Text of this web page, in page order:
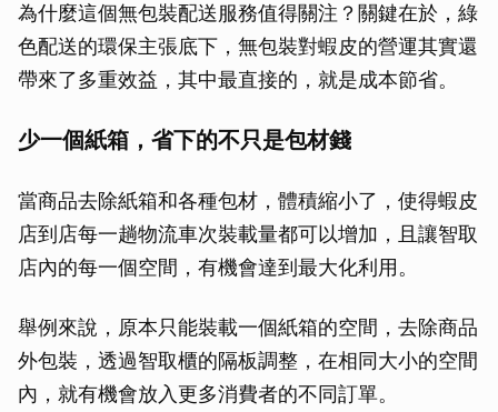
為什麼這個無包裝配送服務值得關注？關鍵在於，綠
色配送的環保主張底下，無包裝對蝦皮的營運其實還
帶來了多重效益，其中最直接的，就是成本節省。
少一個紙箱，省下的不只是包材錢
當商品去除紙箱和各種包材，體積縮小了，使得蝦皮
店到店每一趟物流車次裝載量都可以增加，且讓智取
店內的每一個空間，有機會達到最大化利用。
舉例來說，原本只能裝載一個紙箱的空間，去除商品
外包裝，透過智取櫃的隔板調整，在相同大小的空間
內，就有機會放入更多消費者的不同訂單。